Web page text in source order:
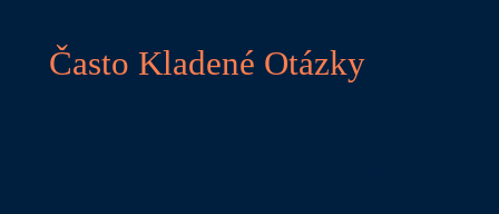
Často Kladené Otázky